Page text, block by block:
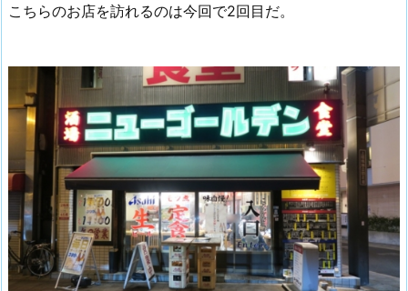
こちらのお店を訪れるのは今回で2回目だ。